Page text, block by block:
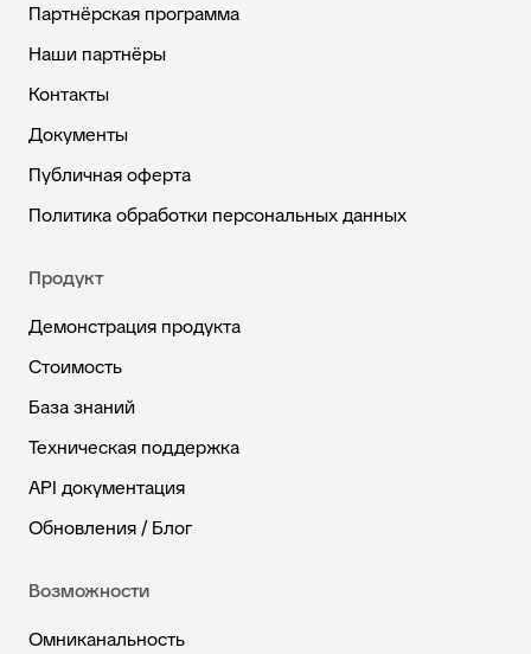
Партнёрская программа
Наши партнёры
Контакты
Документы
Публичная оферта
Политика обработки персональных данных
Продукт
Демонстрация продукта
Стоимость
База знаний
Техническая поддержка
API документация
Обновления / Блог
Возможности
Омниканальность